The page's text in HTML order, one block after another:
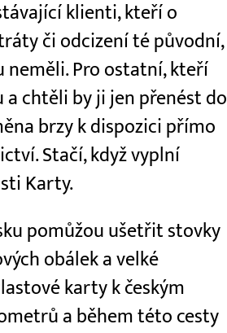
klienti, kteří o
či odcizení té původní,
Pro ostatní, kteří
chtěli by ji jen přenést do
brzy k dispozici přímo
Stačí, když vyplní
Karty.
pomůžou ušetřit stovky
obálek a velké
karty k českým
a během této cesty